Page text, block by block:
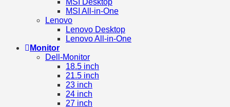
MSI All-in-One
Lenovo
Lenovo Desktop
Lenovo All-in-One
Monitor
Dell-Monitor
18.5 inch
21.5 inch
23 inch
24 inch
27 inch